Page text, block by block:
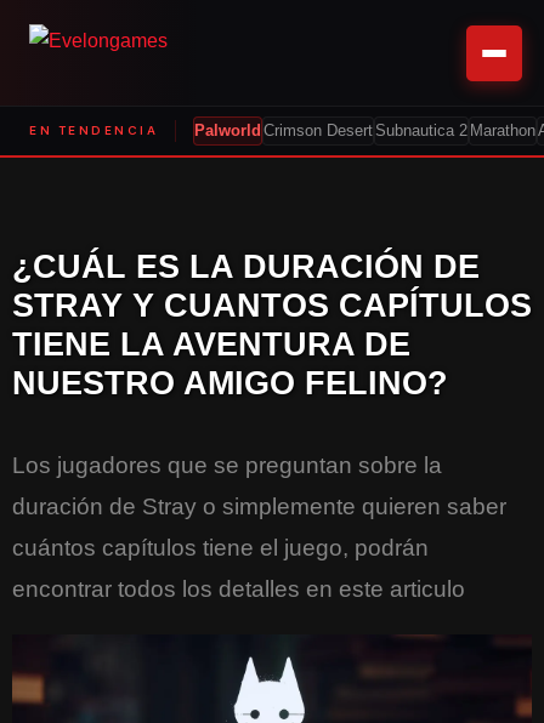
EN TENDENCIA Palworld Crimson Desert Subnautica 2 Marathon
¿CUÁL ES LA DURACIÓN DE
STRAY Y CUANTOS CAPÍTULOS
TIENE LA AVENTURA DE
NUESTRO AMIGO FELINO?
Los jugadores que se preguntan sobre la
duración de Stray o simplemente quieren saber
cuántos capítulos tiene el juego, podrán
encontrar todos los detalles en este articulo